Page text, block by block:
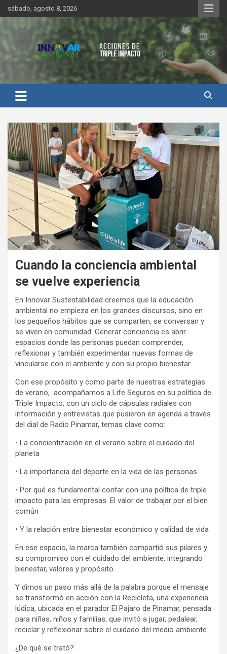
Saltar
al
contenido
sábado, agosto 8, 2026
Innovar Sustentabilidad
Cuando la conciencia ambiental
se vuelve experiencia
En Innovar Sustentabilidad creemos que la educación
ambiental no empieza en los grandes discursos, sino en
los pequeños hábitos que se comparten, se conversan y
se viven en comunidad. Generar conciencia es abrir
espacios donde las personas puedan comprender,
reflexionar y también experimentar nuevas formas de
vincularse con el ambiente y con su propio bienestar.
Con ese propósito y como parte de nuestras estrategias
de verano, acompañamos a Life Seguros en su política de
Triple Impacto, con un ciclo de cápsulas radiales con
información y entrevistas que pusieron en agenda a través
del dial de Radio Pinamar, temas clave como:
• La concientización en el verano sobre el cuidado del
planeta
• La importancia del deporte en la vida de las personas
• Por qué es fundamental contar con una política de triple
impacto para las empresas. El valor de trabajar por el bien
común
• Y la relación entre bienestar económico y calidad de vida
En ese espacio, la marca también compartió sus pilares y
su compromiso con el cuidado del ambiente, integrando
bienestar, valores y propósito.
Y dimos un paso más allá de la palabra porque el mensaje
se transformó en acción con la Recicleta, una experiencia
lúdica, ubicada en el parador El Pajaro de Pinamar, pensada
para niñas, niños y familias, que invitó a jugar, pedalear,
reciclar y reflexionar sobre el cuidado del medio ambiente.
¿De qué se trató?